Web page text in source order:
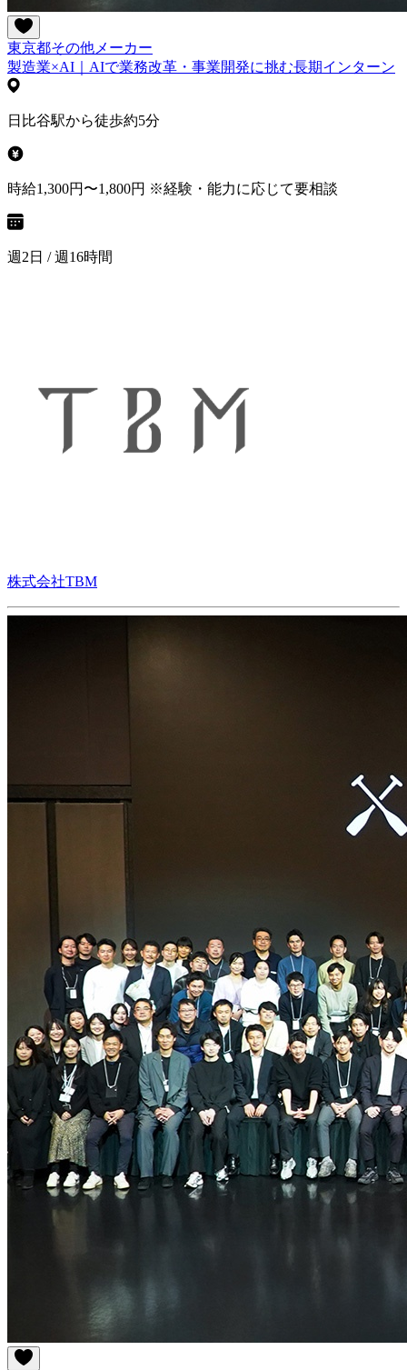
東京都その他 メーカー
製造業×AI｜AIで業務改革・事業開発に挑む長期インターン
日比谷駅から徒歩約5分
時給1,300円〜1,800円 ※経験・能力に応じて要相談
週2日 / 週16時間
株式会社TBM